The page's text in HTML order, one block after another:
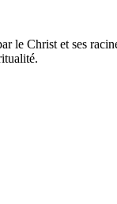
le Christ et ses